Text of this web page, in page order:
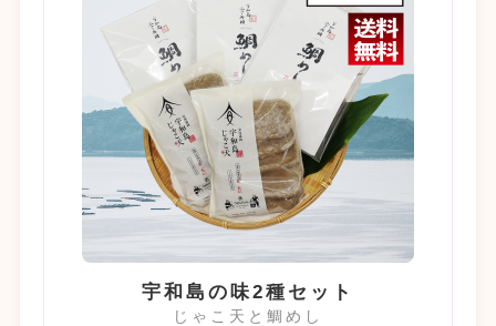
宇和島の味2種セット
じゃこ天と鯛めし